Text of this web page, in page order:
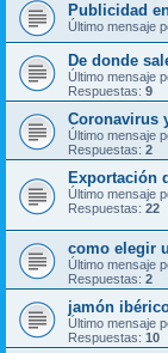
Publicidad
Último mensaje
De donde
Último mensaje
Respuestas: 9
Coronavirus
Último mensaje
Respuestas: 2
Exportación
Último mensaje
Respuestas: 22
como elegir
Último mensaje
Respuestas: 2
jamón
Último mensaje
Respuestas: 10